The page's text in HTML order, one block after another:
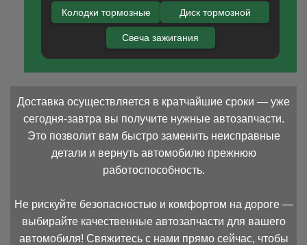
Колодки тормозные Диск тормозной
Свеча зажигания
Доставка осуществляется в кратчайшие сроки — уже
сегодня-завтра вы получите нужные автозапчасти.
Это позволит вам быстро заменить неисправные
детали и вернуть автомобилю прежнюю
работоспособность.
Не рискуйте безопасностью и комфортом на дороге —
выбирайте качественные автозапчасти для вашего
автомобиля! Свяжитесь с нами прямо сейчас, чтобы